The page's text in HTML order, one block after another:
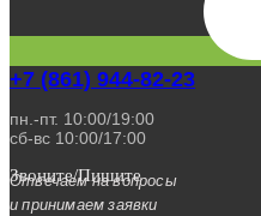
+7 (861) 944-82-23
пн.-пт. 10:00/19:00
сб-вс 10:00/17:00
Звоните/Пишите
Отвечаем на вопросы
и принимаем заявки